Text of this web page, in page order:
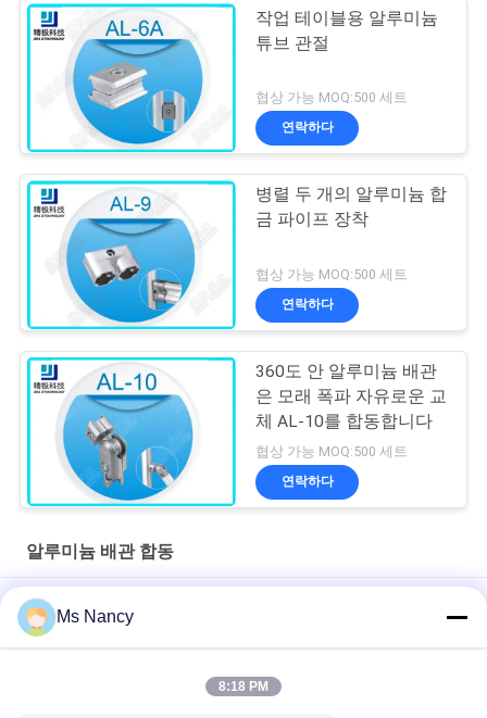
작업 테이블용 알루미늄
튜브 관절
협상 가능 MOQ:500 세트
연락하다
병렬 두 개의 알루미늄 합
금 파이프 장착
협상 가능 MOQ:500 세트
연락하다
360도 안 알루미늄 배관
은 모래 폭파 자유로운 교
체 AL-10를 합동합니다
협상 가능 MOQ:500 세트
연락하다
알루미늄 배관 합동
고강도 알루미늄 튜브 관절 90도 지느러미 커넥터
ISO9001 인증 다이캐스팅 아노다이징 실버 알루미늄 파이프 조인
Ms Nancy
8:18 PM